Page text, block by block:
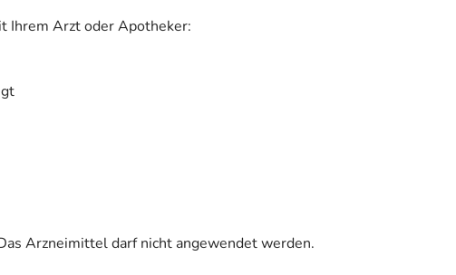
Ihrem Arzt oder Apotheker:
Arzneimittel darf nicht angewendet werden.